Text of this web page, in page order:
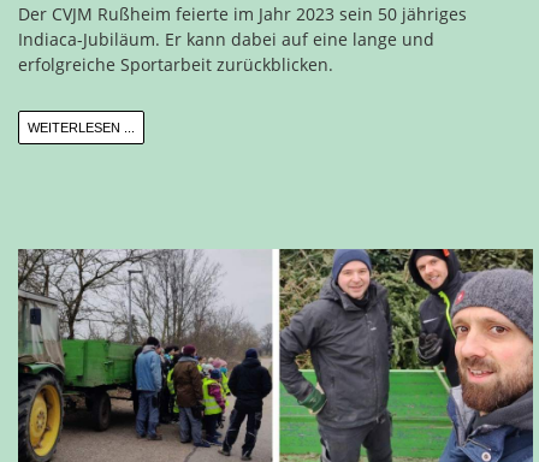
Der CVJM Rußheim feierte im Jahr 2023 sein 50 jähriges
Indiaca-Jubiläum. Er kann dabei auf eine lange und
erfolgreiche Sportarbeit zurückblicken.
WEITERLESEN ...